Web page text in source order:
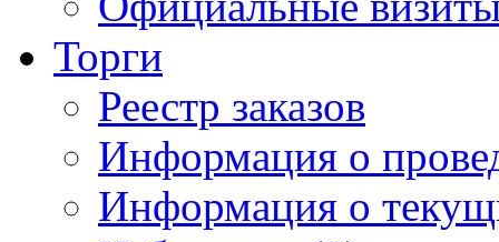
Торги
Реестр заказов
Информация о
Информация о